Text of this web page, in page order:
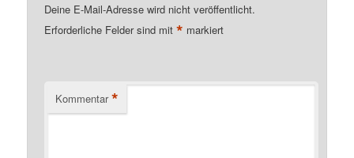
Deine E-Mail-Adresse wird nicht veröffentlicht.
Erforderliche Felder sind mit* markiert
Kommentar *